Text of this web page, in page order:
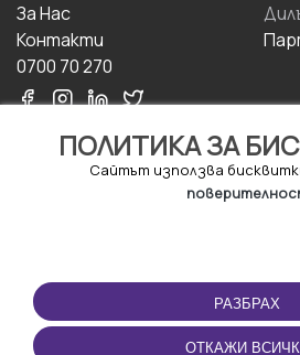
ПОЛИТИКА ЗА
Сайтът използва
РАЗБРАХ
ОТКАЖИ
За Hас
Контакти
0700 70 270
ПОЛЗВАНЕ
Правила и условия за
ползване